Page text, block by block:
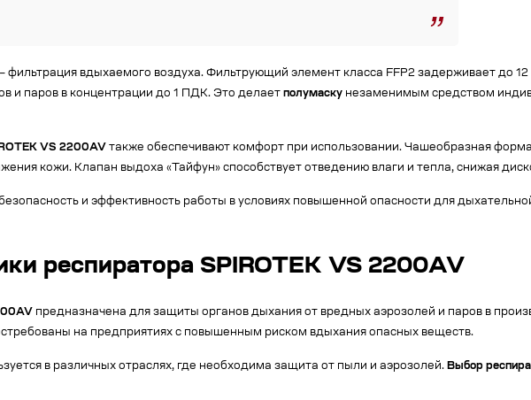
– фильтрация вдыхаемого воздуха. Фильтрующий элемент класса FFP2 задерживает до
и паров в концентрации до 1 ПДК. Это делает полумаску незаменимым средством
VS 2200AV также обеспечивают комфорт при использовании. Чашеобразная
кожи. Клапан выдоха «Тайфун» способствует отведению влаги и тепла, снижая
и эффективность работы в условиях повышенной опасности для
респиратора SPIROTEK VS 2200AV
предназначена для защиты органов дыхания от вредных аэрозолей и паров в
на предприятиях с повышенным риском вдыхания опасных веществ.
в различных отраслях, где необходима защита от пыли и аэрозолей. Выбор